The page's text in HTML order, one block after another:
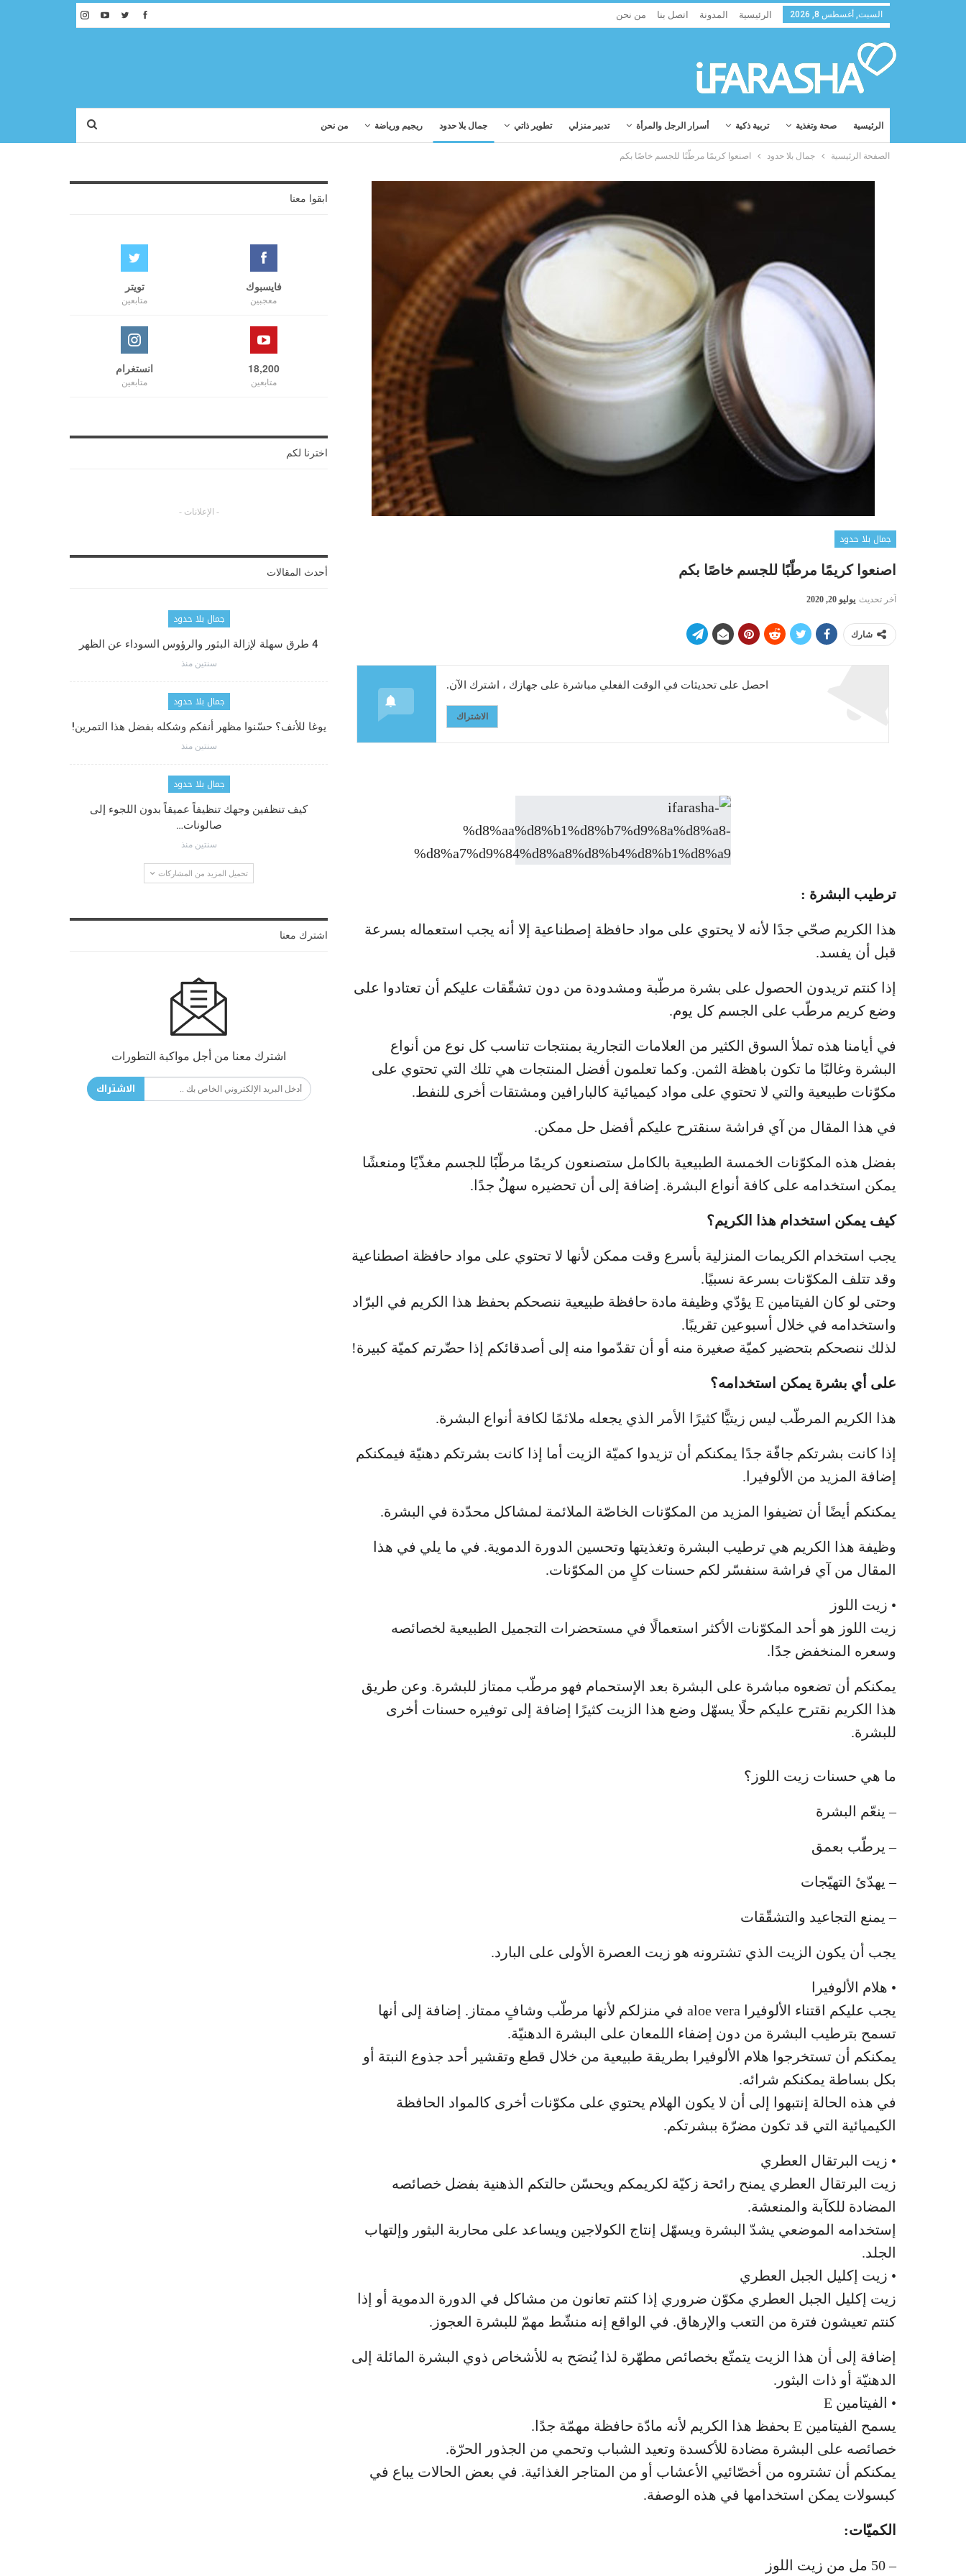
السبت, أغسطس 8, 2026 الرئيسية المدونة اتصل بنا من نحن
الرئيسية صحة وتغذية تربية ذكية أسرار الرجل والمرأة تدبير منزلي تطوير ذاتي جمال بلا حدود ريجيم ورياضة من نحن
الصفحة الرئيسية جمال بلا حدود اصنعوا كريمًا مرطّبًا للجسم خاصًا بكم
جمال بلا حدود
اصنعوا كريمًا مرطّبًا للجسم خاصًا بكم
آخر تحديث يوليو 20, 2020
شارك
احصل على تحديثات في الوقت الفعلي مباشرة على جهازك ، اشترك الآن.
الاشتراك
ترطيب البشرة :
هذا الكريم صحّي جدًا لأنه لا يحتوي على مواد حافظة إصطناعية إلا أنه يجب استعماله بسرعة
قبل أن يفسد.
إذا كنتم تريدون الحصول على بشرة مرطّبة ومشدودة من دون تشقّقات عليكم أن تعتادوا على
وضع كريم مرطّب على الجسم كل يوم.
في أيامنا هذه تملأ السوق الكثير من العلامات التجارية بمنتجات تناسب كل نوع من أنواع
البشرة وغالبًا ما تكون باهظة الثمن. وكما تعلمون أفضل المنتجات هي تلك التي تحتوي على
مكوّنات طبيعية والتي لا تحتوي على مواد كيميائية كالبارافين ومشتقات أخرى للنفط.
في هذا المقال من آي فراشة سنقترح عليكم أفضل حل ممكن.
بفضل هذه المكوّنات الخمسة الطبيعية بالكامل ستصنعون كريمًا مرطّبًا للجسم مغذّيًا ومنعشًا
يمكن استخدامه على كافة أنواع البشرة. إضافة إلى أن تحضيره سهلٌ جدًا.
كيف يمكن استخدام هذا الكريم؟
يجب استخدام الكريمات المنزلية بأسرع وقت ممكن لأنها لا تحتوي على مواد حافظة اصطناعية
وقد تتلف المكوّنات بسرعة نسبيًا.
وحتى لو كان الفيتامين E يؤدّي وظيفة مادة حافظة طبيعية ننصحكم بحفظ هذا الكريم في البرّاد
واستخدامه في خلال أسبوعين تقريبًا.
لذلك ننصحكم بتحضير كميّة صغيرة منه أو أن تقدّموا منه إلى أصدقائكم إذا حضّرتم كميّة كبيرة!
على أي بشرة يمكن استخدامه؟
هذا الكريم المرطّب ليس زيتيًّا كثيرًا الأمر الذي يجعله ملائمًا لكافة أنواع البشرة.
إذا كانت بشرتكم جافّة جدًا يمكنكم أن تزيدوا كميّة الزيت أما إذا كانت بشرتكم دهنيّة فيمكنكم
إضافة المزيد من الألوفيرا.
يمكنكم أيضًا أن تضيفوا المزيد من المكوّنات الخاصّة الملائمة لمشاكل محدّدة في البشرة.
وظيفة هذا الكريم هي ترطيب البشرة وتغذيتها وتحسين الدورة الدموية. في ما يلي في هذا
المقال من آي فراشة سنفسّر لكم حسنات كلٍ من المكوّنات.
• زيت اللوز
زيت اللوز هو أحد المكوّنات الأكثر استعمالًا في مستحضرات التجميل الطبيعية لخصائصه
وسعره المنخفض جدًا.
يمكنكم أن تضعوه مباشرة على البشرة بعد الإستحمام فهو مرطّب ممتاز للبشرة. وعن طريق
هذا الكريم نقترح عليكم حلًا يسهّل وضع هذا الزيت كثيرًا إضافة إلى توفيره حسنات أخرى
للبشرة.
ما هي حسنات زيت اللوز؟
– ينعّم البشرة
– يرطّب بعمق
– يهدّئ التهيّجات
– يمنع التجاعيد والتشقّقات
يجب أن يكون الزيت الذي تشترونه هو زيت العصرة الأولى على البارد.
• هلام الألوفيرا
يجب عليكم اقتناء الألوفيرا aloe vera في منزلكم لأنها مرطّب وشافٍ ممتاز. إضافة إلى أنها
تسمح بترطيب البشرة من دون إضفاء اللمعان على البشرة الدهنيّة.
يمكنكم أن تستخرجوا هلام الألوفيرا بطريقة طبيعية من خلال قطع وتقشير أحد جذوع النبتة أو
بكل بساطة يمكنكم شرائه.
في هذه الحالة إنتبهوا إلى أن لا يكون الهلام يحتوي على مكوّنات أخرى كالمواد الحافظة
الكيميائية التي قد تكون مضرّة ببشرتكم.
• زيت البرتقال العطري
زيت البرتقال العطري يمنح رائحة زكيّة لكريمكم ويحسّن حالتكم الذهنية بفضل خصائصه
المضادة للكآبة والمنعشة.
إستخدامه الموضعي يشدّ البشرة ويسهّل إنتاج الكولاجين ويساعد على محاربة البثور وإلتهاب
الجلد.
• زيت إكليل الجبل العطري
زيت إكليل الجبل العطري مكوّن ضروري إذا كنتم تعانون من مشاكل في الدورة الدموية أو إذا
كنتم تعيشون فترة من التعب والإرهاق. في الواقع إنه منشّط مهمّ للبشرة العجوز.
إضافة إلى أن هذا الزيت يتمتّع بخصائص مطهّرة لذا يُنصَح به للأشخاص ذوي البشرة المائلة إلى
الدهنيّة أو ذات البثور.
• الفيتامين E
يسمح الفيتامين E بحفظ هذا الكريم لأنه مادّة حافظة مهمّة جدًا.
خصائصه على البشرة مضادة للأكسدة وتعيد الشباب وتحمي من الجذور الحرّة.
يمكنكم أن تشتروه من أخصّائيي الأعشاب أو من المتاجر الغذائية. في بعض الحالات يباع في
كبسولات يمكن استخدامها في هذه الوصفة.
الكميّات:
– 50 مل من زيت اللوز
ابقوا معنا
فايسبوك
معجبين
تويتر
متابعين
18,200
متابعين
انستغرام
متابعين
اخترنا لكم
- الإعلانات -
أحدث المقالات
جمال بلا حدود
4 طرق سهلة لإزالة البثور والرؤوس السوداء عن الظهر
سنتين منذ
جمال بلا حدود
يوغا للأنف؟ حسّنوا مظهر أنفكم وشكله بفضل هذا التمرين!
سنتين منذ
جمال بلا حدود
كيف تنظفين وجهك تنظيفاً عميقاً بدون اللجوء إلى
صالونات…
سنتين منذ
تحميل المزيد من المشاركات
اشترك معنا
اشترك معنا من أجل مواكبة التطورات
الاشتراك